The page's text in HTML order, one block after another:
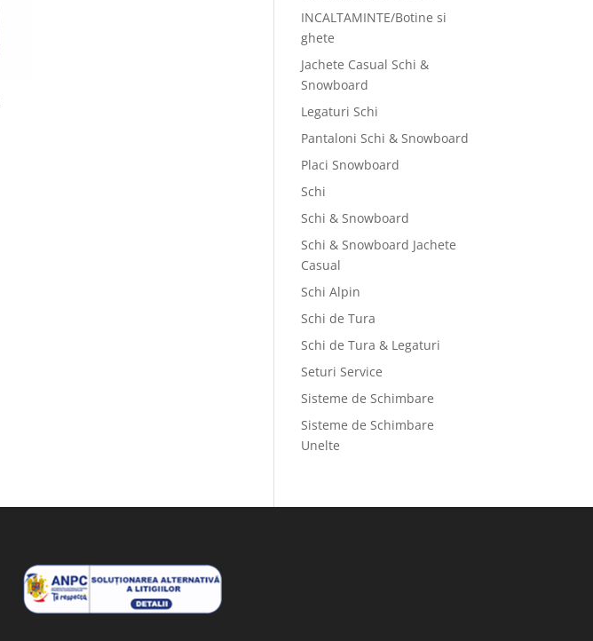
INCALTAMINTE/Botine si
ghete
Jachete Casual Schi &
Snowboard
Legaturi Schi
Pantaloni Schi & Snowboard
Placi Snowboard
Schi
Schi & Snowboard
Schi & Snowboard Jachete
Casual
Schi Alpin
Schi de Tura
Schi de Tura & Legaturi
Seturi Service
Sisteme de Schimbare
Sisteme de Schimbare
Unelte